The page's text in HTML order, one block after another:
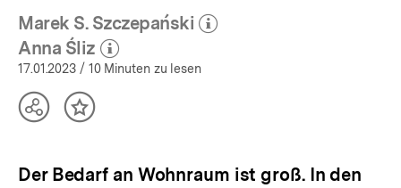
Marek S. Szczepański
(Mehr zum Autor)
Anna Śliz
(Mehr zum Autor)
öffnen
17.01.2023 / 10 Minuten zu lesen
TeilenInhalt
Der Bedarf an Wohnraum ist groß. In den